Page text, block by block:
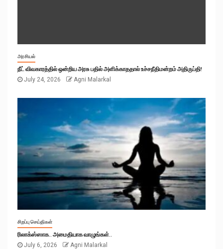
அரசியல்
நீட் விவகாரத்தில் ஒன்றிய அரசு பதில் அளிக்காததால் உச்சநீதிமன்றம் அதிருப்தி!
July 24, 2026
Agni Malarkal
சிறப்பு செய்திகள்
ரிலாக்ஸ்ஸாக.. அமைதியாக வாழுங்கள்..
July 6, 2026
Agni Malarkal